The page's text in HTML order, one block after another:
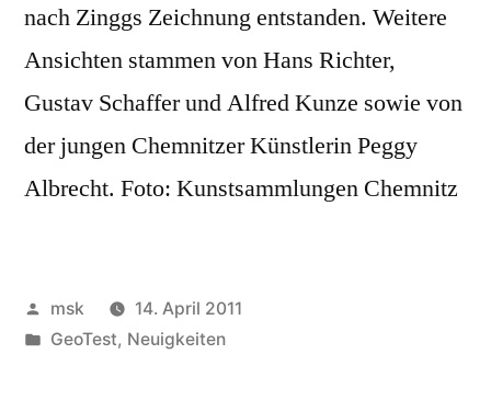
nach Zinggs Zeichnung entstanden. Weitere
Ansichten stammen von Hans Richter,
Gustav Schaffer und Alfred Kunze sowie von
der jungen Chemnitzer Künstlerin Peggy
Albrecht. Foto: Kunstsammlungen Chemnitz
Veröffentlicht
von
msk
14. April 2011
Veröffentlicht
GeoTest, Neuigkeiten